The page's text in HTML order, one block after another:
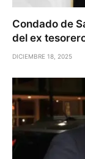
Condado de
del ex
DICIEMBRE 18, 2025